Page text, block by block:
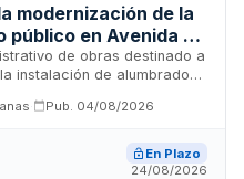
modernización de la
en Avenida de
Hermanasde obras destinado a
instalación de alumbrado
las Universidades del
La administración
la infraestructura
de adjudicación será
Pub. 04/08/2026
En Plazo
24/08/2026